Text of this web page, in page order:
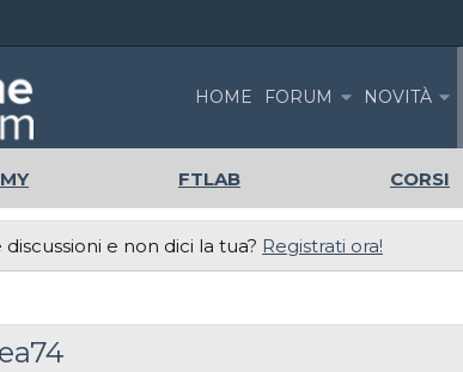
HOME FORUM NOVITÀ
FTLAB CORSI
e non dici la tua? Registrati ora!